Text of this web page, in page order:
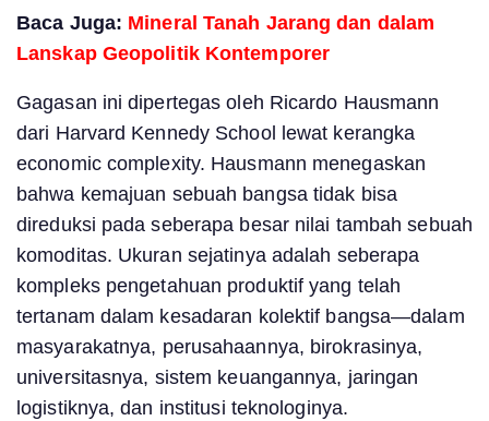
Baca Juga: Mineral Tanah Jarang dan dalam
Lanskap Geopolitik Kontemporer
Gagasan ini dipertegas oleh Ricardo Hausmann
dari Harvard Kennedy School lewat kerangka
economic complexity. Hausmann menegaskan
bahwa kemajuan sebuah bangsa tidak bisa
direduksi pada seberapa besar nilai tambah sebuah
komoditas. Ukuran sejatinya adalah seberapa
kompleks pengetahuan produktif yang telah
tertanam dalam kesadaran kolektif bangsa—dalam
masyarakatnya, perusahaannya, birokrasinya,
universitasnya, sistem keuangannya, jaringan
logistiknya, dan institusi teknologinya.